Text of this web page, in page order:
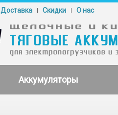
Доставка Cкидки О нас
Аккумуляторы